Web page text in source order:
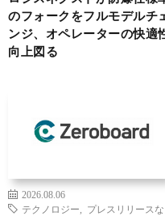
のフォークをフルモデルチ
ンジ、オペレーターの快適
向上図る
2026.08.06
テクノロジー
プレスリリースな